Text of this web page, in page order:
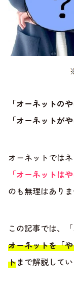
「オーネットの
「オーネットが
オーネットでは
「オーネットは
のも無理はありま
この記事では、
オーネットを「
トまで解説して